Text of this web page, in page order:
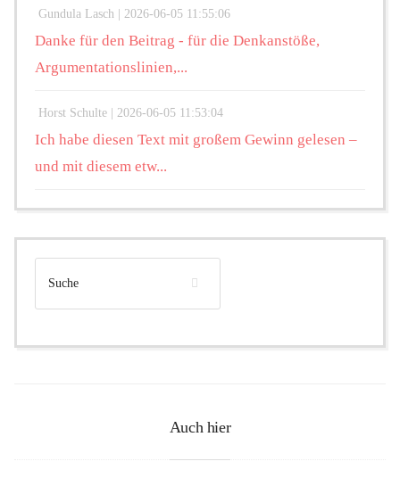
Gundula Lasch | 2026-06-05 11:55:06
Danke für den Beitrag - für die Denkanstöße,
Argumentationslinien,...
Horst Schulte | 2026-06-05 11:53:04
Ich habe diesen Text mit großem Gewinn gelesen –
und mit diesem etw...
Auch hier